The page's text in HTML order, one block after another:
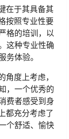
在于其具备其
按照专业性要
格的培训，以
这种专业性确
务体验。
度上考虑，
，一个优秀的
费者感受到身
都充分考虑了
个舒适、愉快